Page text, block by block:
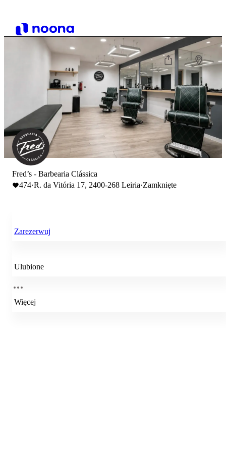
Fred’s - Barbearia Clássica
474·R. da Vitória 17, 2400-268 Leiria·Zamknięte
Zarezerwuj
Ulubione
Więcej